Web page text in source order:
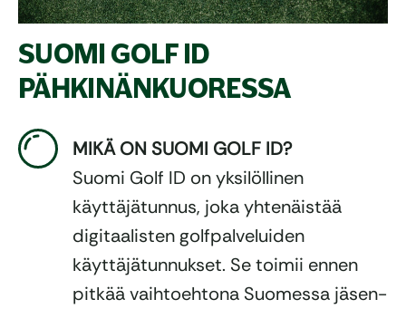
SUOMI GOLF ID
PÄHKINÄNKUORESSA
MIKÄ ON SUOMI GOLF ID?
Suomi Golf ID on yksilöllinen
käyttäjätunnus, joka yhtenäistää
digitaalisten golfpalveluiden
käyttäjätunnukset. Se toimii ennen
pitkää vaihtoehtona Suomessa jäsen-